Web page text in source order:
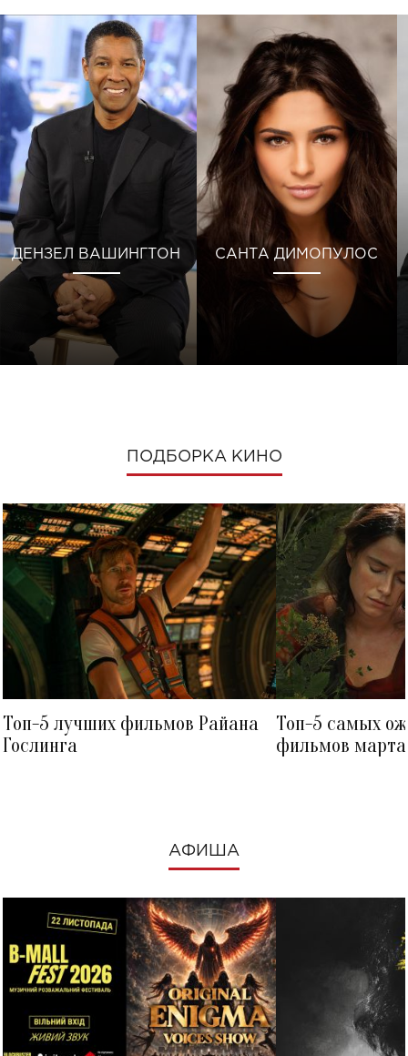
ДЕНЗЕЛ ВАШИНГТОН САНТА ДИМОПУЛОС
ПОДБОРКА КИНО
Топ-5 лучших фильмов Райана
Гослинга
Топ-5 самых
фильмов
АФИША